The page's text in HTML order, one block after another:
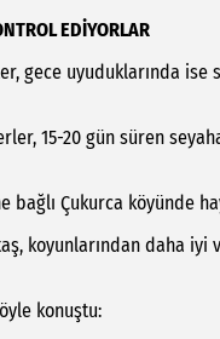
EDİYORLAR
gece uyuduklarında
15-20 gün süren
Çukurca köyünde
koyunlarından daha iyi
konuştu: